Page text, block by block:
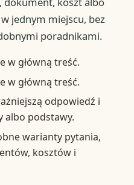
jednym miejscu, bez
poradnikami.
w główną treść.
w główną treść.
odpowiedź i
albo podstawy.
warianty pytania,
kosztów i